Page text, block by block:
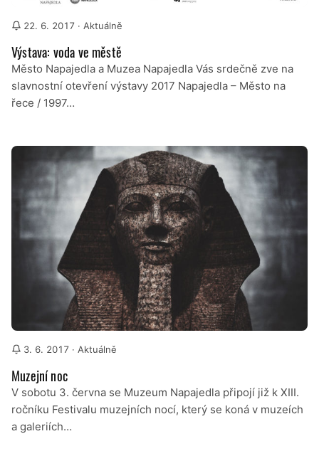
22. 6. 2017 · Aktuálně
Výstava: voda ve městě
Město Napajedla a Muzea Napajedla Vás srdečně zve na
slavnostní otevření výstavy 2017 Napajedla – Město na
řece / 1997…
3. 6. 2017 · Aktuálně
Muzejní noc
V sobotu 3. června se Muzeum Napajedla připojí již k XIII.
ročníku Festivalu muzejních nocí, který se koná v muzeích
a galeriích…